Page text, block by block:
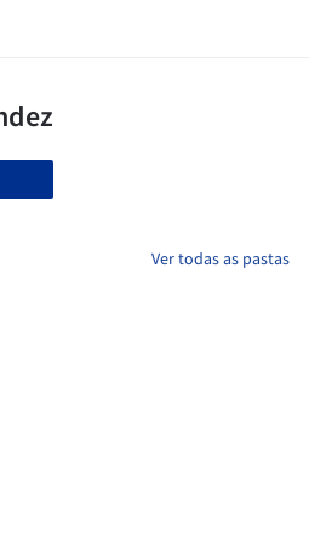
Ver todas as pastas